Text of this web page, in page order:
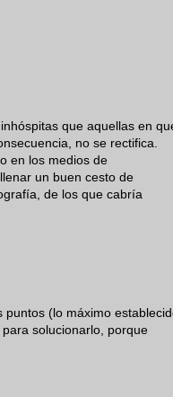
que aquellas en
no se rectifica.
en los medios de
un buen cesto de
de los que cabría
(lo máximo
solucionarlo, porque